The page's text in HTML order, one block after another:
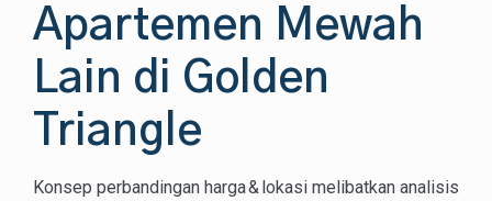
Apartemen Mewah
Lain di Golden
Triangle
Konsep perbandingan harga & lokasi melibatkan analisis